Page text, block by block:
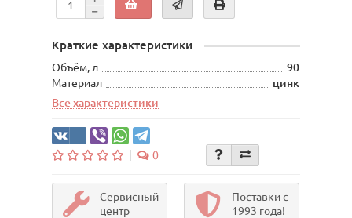
Краткие характеристики
Объём, л
90
Материал
цинк
Все характеристики
0
Сервисный
центр
Поставки с
1993 года!